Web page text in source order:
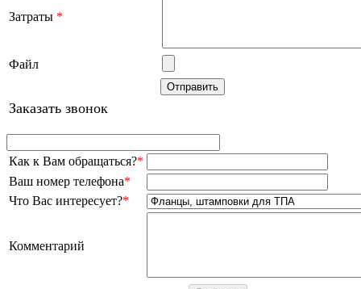
Затраты *
Файл
Заказать звонок
Как к Вам обращаться?*
Ваш номер телефона*
Что Вас интересует?*
Комментарий